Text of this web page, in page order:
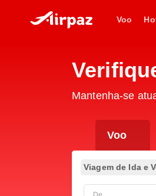
Voo
Mantenha-se
Voo
Viagem de Ida e